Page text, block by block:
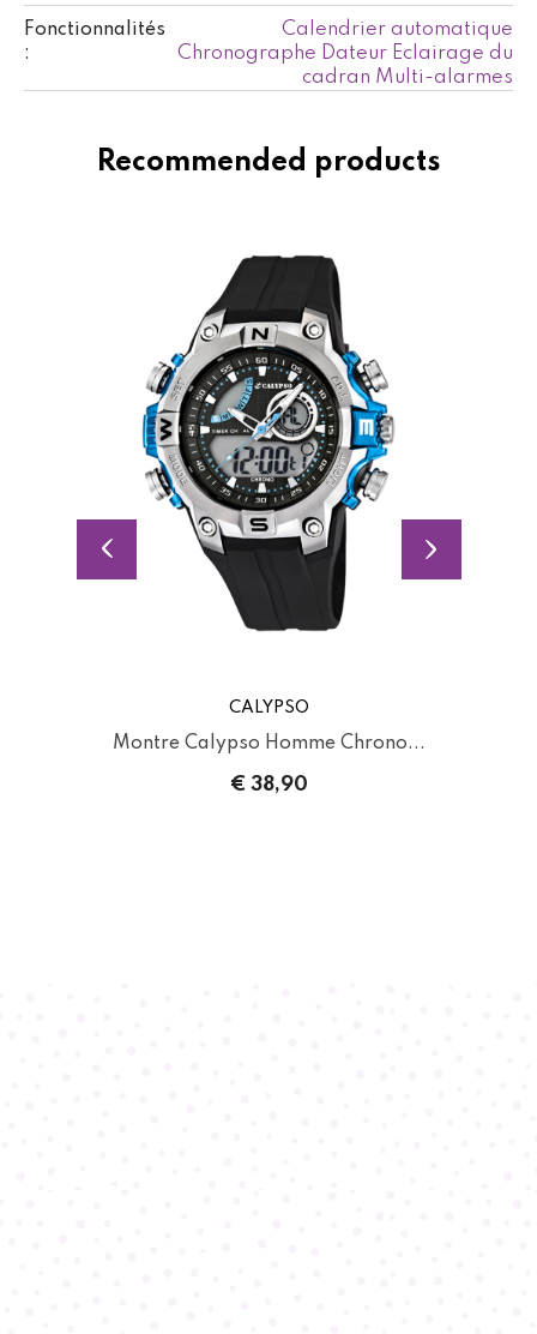
Fonctionnalités
:
Calendrier automatique
Chronographe Dateur Eclairage du
cadran Multi-alarmes
Recommended products
CALYPSO
Montre Calypso Homme Chrono...
€ 38,90